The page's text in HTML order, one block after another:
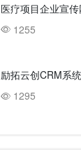
医疗项目企业宣
1255
励拓云创CRM系
1295